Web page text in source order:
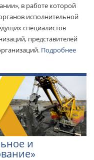
в работе которой
исполнительной
специалистов
представителей
Подробнее
и